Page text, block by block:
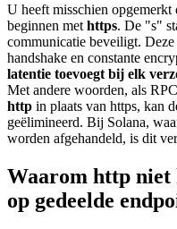
U heeft misschien
beginnen met https. De "s"
communicatie beveiligt.
handshake en constante
latentie toevoegt bij elk
Met andere woorden, als
http in plaats van https, kan
geëlimineerd. Bij Solana,
worden afgehandeld, is dit
Waarom http
op gedeelde